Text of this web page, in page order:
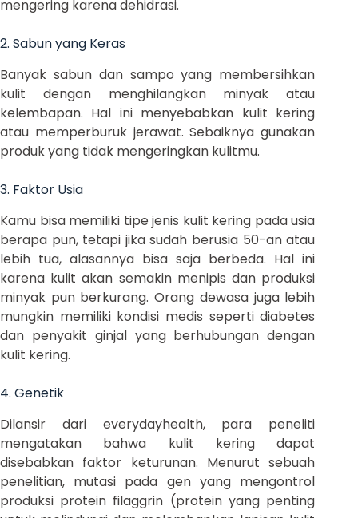
mengering karena dehidrasi.
2. Sabun yang Keras
Banyak sabun dan sampo yang membersihkan
kulit dengan menghilangkan minyak atau
kelembapan. Hal ini menyebabkan kulit kering
atau memperburuk jerawat. Sebaiknya gunakan
produk yang tidak mengeringkan kulitmu.
3. Faktor Usia
Kamu bisa memiliki tipe jenis kulit kering pada usia
berapa pun, tetapi jika sudah berusia 50-an atau
lebih tua, alasannya bisa saja berbeda. Hal ini
karena kulit akan semakin menipis dan produksi
minyak pun berkurang. Orang dewasa juga lebih
mungkin memiliki kondisi medis seperti diabetes
dan penyakit ginjal yang berhubungan dengan
kulit kering.
4. Genetik
Dilansir dari everydayhealth, para peneliti
mengatakan bahwa kulit kering dapat
disebabkan faktor keturunan. Menurut sebuah
penelitian, mutasi pada gen yang mengontrol
produksi protein filaggrin (protein yang penting